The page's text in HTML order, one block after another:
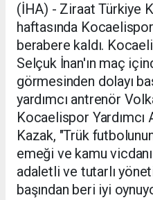
(İHA) - Ziraat Türkiye
haftasında
berabere kaldı.
Selçuk İnan'ın maç
görmesinden dolayı
yardımcı antrenör
Kocaelispor
Kazak, "Trük
emeği ve kamu
adaletli ve tutarlı
başından beri iyi